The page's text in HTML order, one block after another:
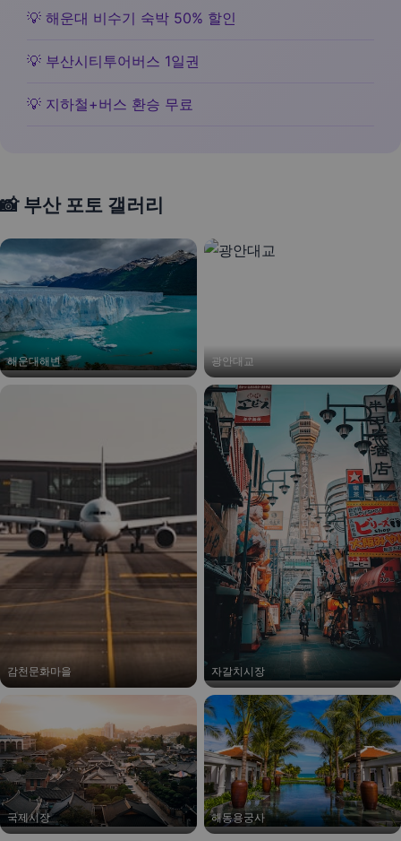
💡 해운대 비수기 숙박 50% 할인
💡 부산시티투어버스 1일권
💡 지하철+버스 환승 무료
📸 부산 포토 갤러리
해운대해변 광안대교
감천문화마을 자갈치시장
국제시장 해동용궁사